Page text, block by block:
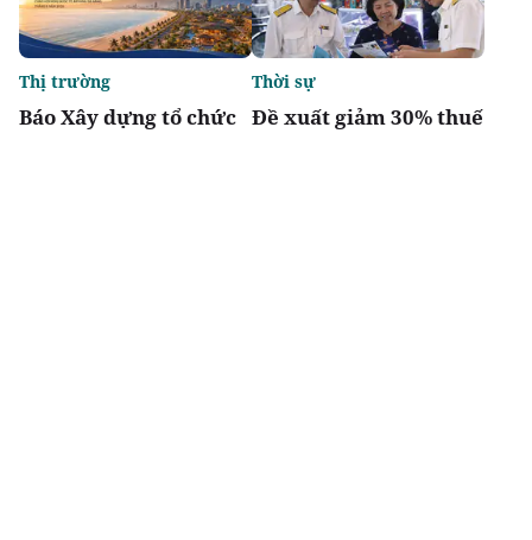
Báo Xây dựng tổ chức
Thị trường
Đề xuất giảm 30% thuế
Thời sự